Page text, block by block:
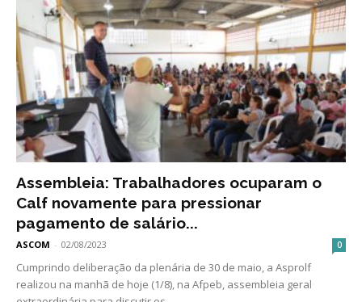
Assembleia: Trabalhadores ocuparam o
Calf novamente para pressionar
pagamento de salário...
ASCOM - 02/08/2023 0
Cumprindo deliberação da plenária de 30 de maio, a Asprolf
realizou na manhã de hoje (1/8), na Afpeb, assembleia geral